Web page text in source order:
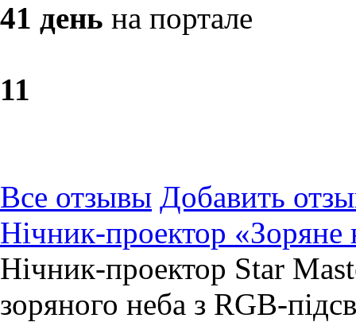
41 день на портале
11
Все отзывы Добавить
Нічник-проектор
Нічник-проектор Star
зоряного неба з RGB-